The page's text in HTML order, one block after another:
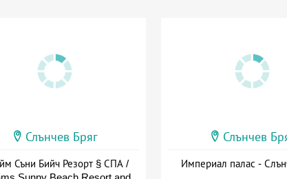
Слънчев Бряг
Съни Бийч Резорт § СПА /
Слънчев
Империал палас -